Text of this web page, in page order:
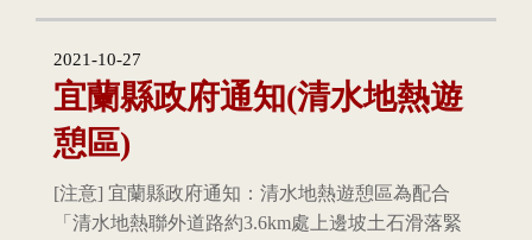
2021-10-27
宜蘭縣政府通知(清水地熱遊
憩區)
[注意] 宜蘭縣政府通知：清水地熱遊憩區為配合
「清水地熱聯外道路約3.6km處上邊坡土石滑落緊